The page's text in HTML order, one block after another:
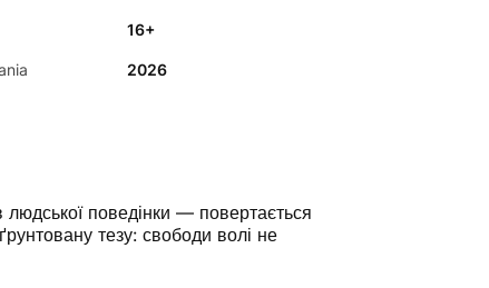
16+
2026
людської поведінки — повертається
тезу: свободи волі не